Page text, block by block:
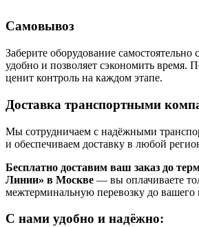
Самовывоз
Заберите оборудование самостоятельно
удобно и позволяет сэкономить время.
ценит контроль на каждом этапе.
Доставка транспортными
Мы сотрудничаем с надёжными
и обеспечиваем доставку в любой
Бесплатно доставим ваш заказ до
Линии» в Москве — вы оплачиваете
межтерминальную перевозку до вашего
С нами удобно и надёжно: